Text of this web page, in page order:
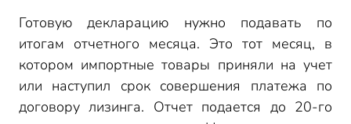
Готовую декларацию нужно подавать по
итогам отчетного месяца. Это тот месяц, в
котором импортные товары приняли на учет
или наступил срок совершения платежа по
договору лизинга. Отчет подается до 20-го